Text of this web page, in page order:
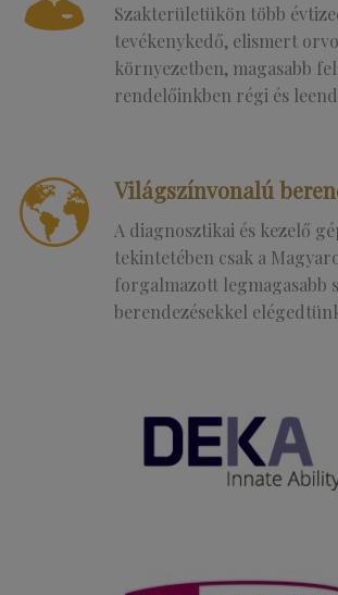
Szakterületükön több
tevékenykedő, elismert
környezetben, magasabb
rendelőinkben régi és
Világszínvonalú
A diagnosztikai és kezelő
tekintetében csak a
forgalmazott legmagasabb
berendezésekkel